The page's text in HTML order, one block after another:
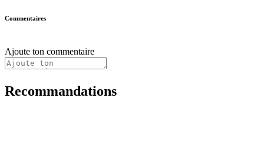
Commentaires
Ajoute ton commentaire
Recommandations